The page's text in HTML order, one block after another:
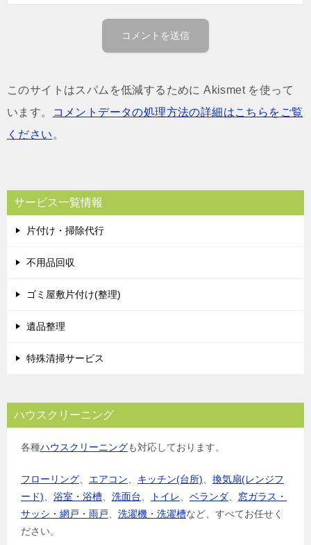
このサイトはスパムを低減するために Akismet を使って
います。
コメントデータの処理方法の詳細はこちらをご覧
ください 。
サービス一覧情報
片付け・掃除代行
不用品回収
ゴミ屋敷片付け(整理)
遺品整理
特殊清掃サービス
ハウスクリーニング
各種ハウスクリーニングも対応しております。
フローリング エアコン キッチン(台所)
換気扇(レンジフ
ード)
浴室・浴槽 洗面台 トイレ ベランダ
窓ガラス・
サッシ・網戸・雨戸
洗濯機・洗濯槽など、すべてお任せく
ださい。